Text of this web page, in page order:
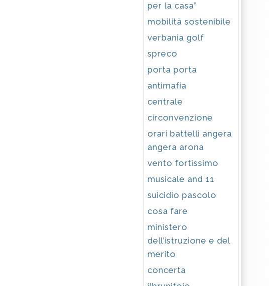
per la casa”
mobilità sostenibile
verbania golf
spreco
porta porta
antimafia
centrale
circonvenzione
orari battelli angera
angera arona
vento fortissimo
musicale and 11
suicidio pascolo
cosa fare
ministero
dell’istruzione e del
merito
concerta